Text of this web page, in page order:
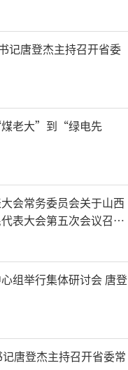
记唐登杰主持召开省委
老大”到“绿电先
会常务委员会关于山西
表大会第五次会议召开
组举行集体研讨会 唐登
唐登杰主持召开省委常